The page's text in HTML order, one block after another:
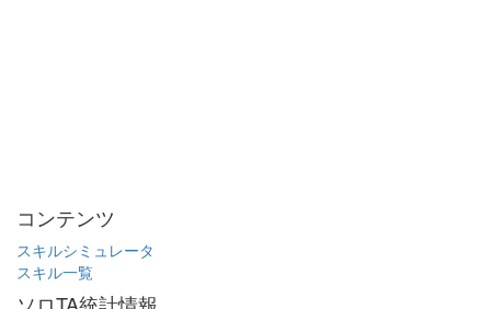
コンテンツ
スキルシミュレータ
スキル一覧